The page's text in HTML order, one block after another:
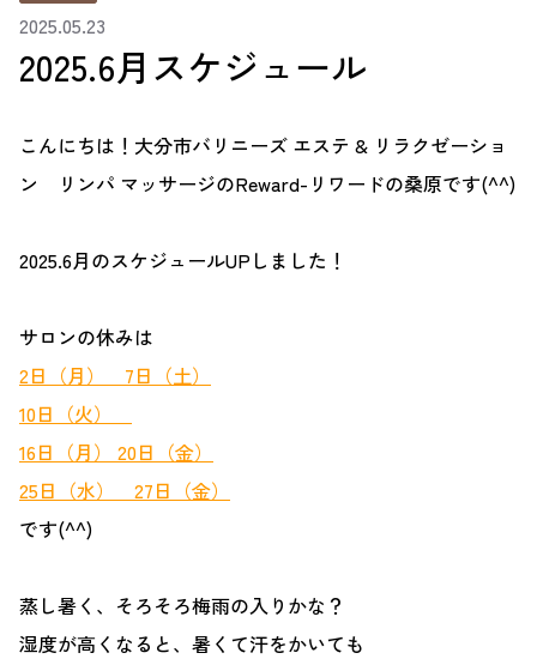
2025.05.23
2025.6月スケジュール
こんにちは！大分市バリニーズ エステ & リラクゼーショ
ン リンパ マッサージのReward-リワードの桑原です(^^)
2025.6月のスケジュールUPしました！
サロンの休みは
2日（月） 7日（土）
10日（火）
16日（月） 20日（金）
25日（水） 27日（金）
です(^^)
蒸し暑く、そろそろ梅雨の入りかな？
湿度が高くなると、暑くて汗をかいても